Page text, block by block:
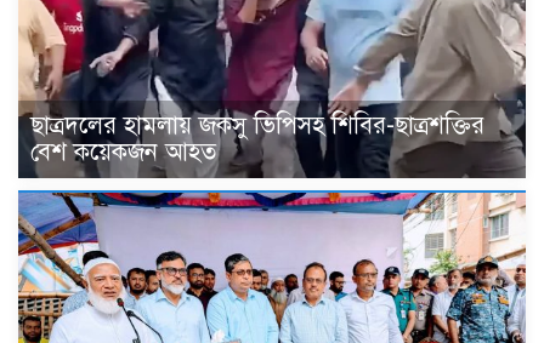
ছাত্রদলের হামলায় জকসু ভিপিসহ শিবির-ছাত্রশক্তির
বেশ কয়েকজন আহত